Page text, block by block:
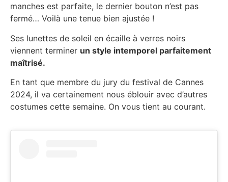
manches est parfaite, le dernier bouton n’est pas
fermé… Voilà une tenue bien ajustée !
Ses lunettes de soleil en écaille à verres noirs
viennent terminer un style intemporel parfaitement
maîtrisé.
En tant que membre du jury du festival de Cannes
2024, il va certainement nous éblouir avec d’autres
costumes cette semaine. On vous tient au courant.